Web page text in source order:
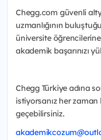
Chegg.com güvenli
uzmanlığının
üniversite
akademik başarınızı
Chegg Türkiye adına
istiyorsanız her
geçebilirsiniz.